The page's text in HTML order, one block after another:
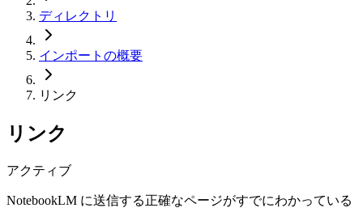
ディレクトリ
インポートの概要
リンク
リンク
アクティブ
NotebookLM に送信する正確なページがすでにわかっている